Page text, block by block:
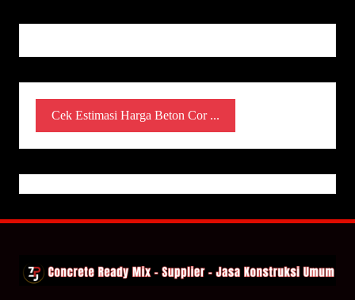
Cek Estimasi Harga Beton Cor ...